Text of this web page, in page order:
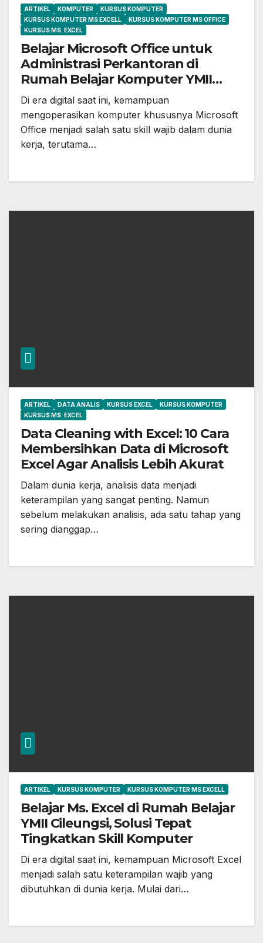
ARTIKEL KOMPUTER
KURSUS KOMPUTER
KURSUS KOMPUTER MS EXCELL
KURSUS KOMPUTER MS OFFICE
KURSUS MS. EXCEL
Belajar Microsoft Office untuk
Administrasi Perkantoran di
Rumah Belajar Komputer YMII
Cileungsi
Di era digital saat ini, kemampuan
mengoperasikan komputer khususnya Microsoft
Office menjadi salah satu skill wajib dalam dunia
kerja, terutama…
ARTIKEL DATA ANALIS KURSUS EXCEL
KURSUS KOMPUTER
KURSUS MS. EXCEL
Data Cleaning with Excel: 10 Cara
Membersihkan Data di Microsoft
Excel Agar Analisis Lebih Akurat
Dalam dunia kerja, analisis data menjadi
keterampilan yang sangat penting. Namun
sebelum melakukan analisis, ada satu tahap yang
sering dianggap…
ARTIKEL KURSUS KOMPUTER KURSUS KOMPUTER MS EXCELL
Belajar Ms. Excel di Rumah Belajar
YMII Cileungsi, Solusi Tepat
Tingkatkan Skill Komputer
Di era digital saat ini, kemampuan Microsoft Excel
menjadi salah satu keterampilan wajib yang
dibutuhkan di dunia kerja. Mulai dari…